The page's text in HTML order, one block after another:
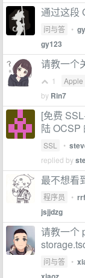
通过这段
问与答 •
gy123
请教一个
1 Apple
by Rin7
[免费
陆 OCSP
SSL •
replied by
最不想看
程序员 •
jsjjdzg
请教一个
问与答 •